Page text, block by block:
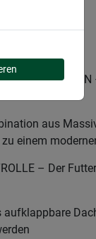
aus
einem
– Der
aufklappbare